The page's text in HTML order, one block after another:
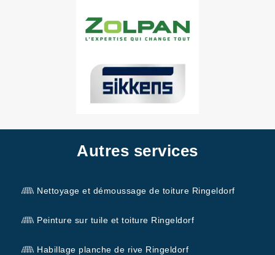
Autres services
Nettoyage et démoussage de toiture Ringeldorf
Peinture sur tuile et toiture Ringeldorf
Habillage planche de rive Ringeldorf